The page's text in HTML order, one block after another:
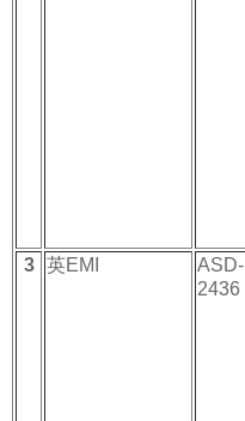
3 英EMI
ASD-
2436